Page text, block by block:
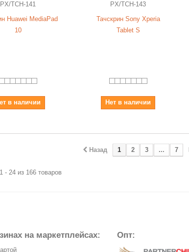
PX/TCH-141
Huawei MediaPad
10
в наличии
PX/TCH-143
Тачскрин Sony Xperia
Tablet S
Нет в наличии
Назад 1 2 3 ... 7
- 24 из 166 товаров
на маркетплейсах: Опт: